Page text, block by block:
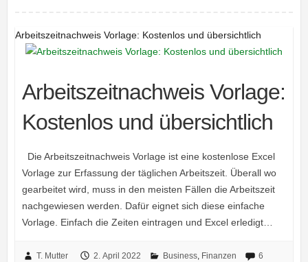
Arbeitszeitnachweis Vorlage: Kostenlos und übersichtlich
Arbeitszeitnachweis Vorlage:
Kostenlos und übersichtlich
Die Arbeitszeitnachweis Vorlage ist eine kostenlose Excel
Vorlage zur Erfassung der täglichen Arbeitszeit. Überall wo
gearbeitet wird, muss in den meisten Fällen die Arbeitszeit
nachgewiesen werden. Dafür eignet sich diese einfache
Vorlage. Einfach die Zeiten eintragen und Excel erledigt…
T. Mutter 2. April 2022 Business, Finanzen 6